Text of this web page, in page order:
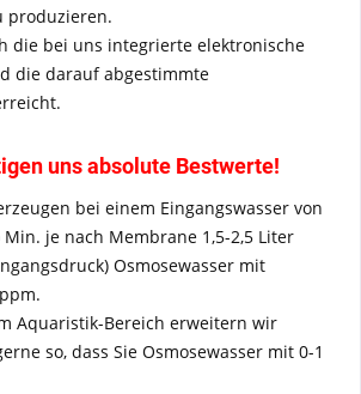
produzieren.
die bei uns integrierte elektronische
die darauf abgestimmte
uns absolute Bestwerte!
bei einem Eingangswasser von
je nach Membrane 1,5-2,5 Liter
Osmosewasser mit
Aquaristik-Bereich erweitern wir
so, dass Sie Osmosewasser mit 0-1